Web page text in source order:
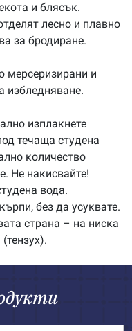
и блясък.
лесно и плавно
за бродиране.
мерсеризирани и
избледняване.
изплакнете
течаща студена
количество
Не накисвайте!
вода.
без да усуквате.
страна – на ниска